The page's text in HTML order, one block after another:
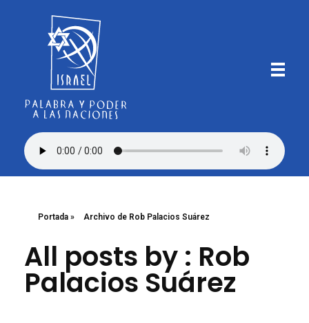
Iglesia Bautista Israel
Palabra y Poder a las Naciones
Portada » Archivo de Rob Palacios Suárez
All posts by : Rob
Palacios Suárez